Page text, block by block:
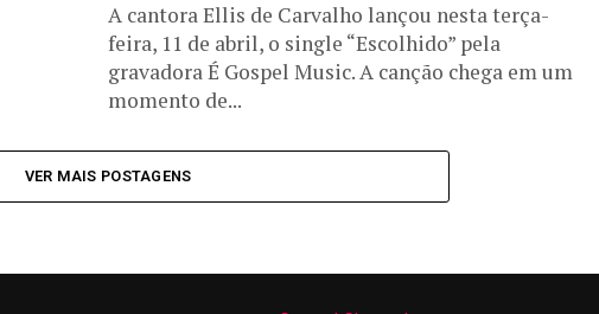
A cantora Ellis de Carvalho lançou nesta terça-
feira, 11 de abril, o single “Escolhido” pela
gravadora É Gospel Music. A canção chega em um
momento de...
VER MAIS POSTAGENS